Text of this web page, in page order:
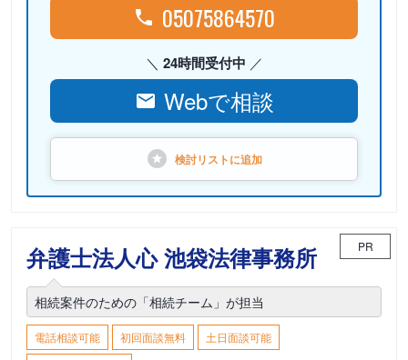
05075864570
24時間受付中
Webで相談
検討リストに追加
弁護士法人心 池袋法律事務所 PR
相続案件のための「相続チーム」が担当
電話相談可能 初回面談無料
土日面談可能